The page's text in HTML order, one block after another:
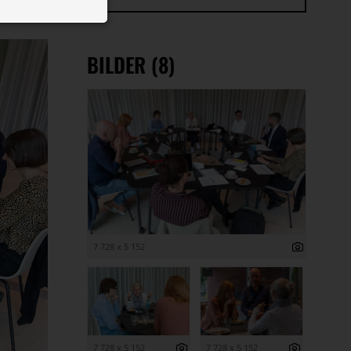
BILDER (8)
7 728 x 5 152
7 728 x 5 152 7 728 x 5 152
auf Ihrem